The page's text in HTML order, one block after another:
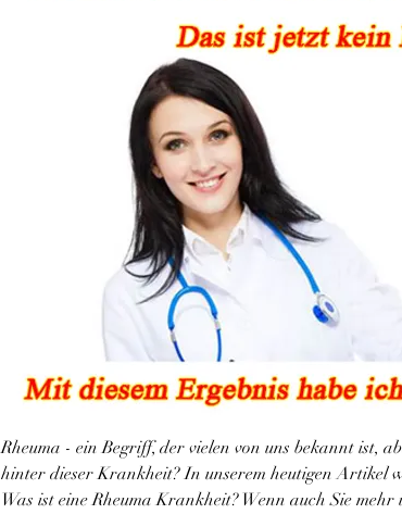
Rheuma - ein Begriff, der vielen von uns bekannt ist,
hinter dieser Krankheit? In unserem heutigen Artikel
Was ist eine Rheuma Krankheit? Wenn auch Sie mehr